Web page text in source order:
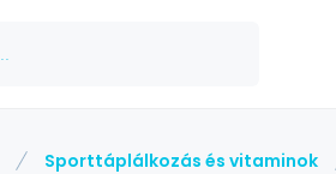
Sporttáplálkozás és vitaminok